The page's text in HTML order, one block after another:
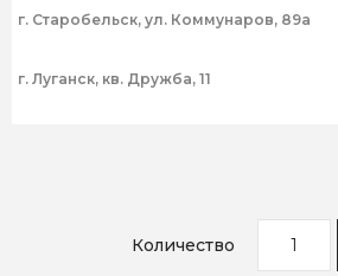
г. Старобельск, ул. Коммунаров, 89а
г. Луганск, кв. Дружба, 11
Количество